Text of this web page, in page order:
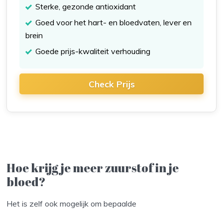
Sterke, gezonde antioxidant
Goed voor het hart- en bloedvaten, lever en
brein
Goede prijs-kwaliteit verhouding
Check Prijs
Hoe krijg je meer zuurstof in je
bloed?
Het is zelf ook mogelijk om bepaalde